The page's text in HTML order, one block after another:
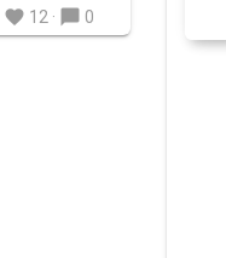
favorite 12 · chat_bubble 0